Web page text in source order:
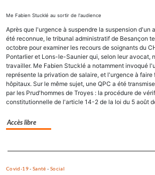
Me Fabien Stucklé au sortir de l'audience
Après que l'urgence à suspendre la suspension d'un
été reconnue, le tribunal administratif de Besançon
octobre pour examiner les recours de soignants du
Pontarlier et Lons-le-Saunier qui, selon leur avocat,
travailler. Me Fabien Stucklé a notamment invoqué
représente la privation de salaire, et l'urgence à
hôpitaux. Sur le même sujet, une QPC a été
par les Prud'hommes de Troyes : la procédure de
constitutionnelle de l'article 14-2 de la loi du 5 août
Accès libre
Separateur
Covid-19- Santé - Social